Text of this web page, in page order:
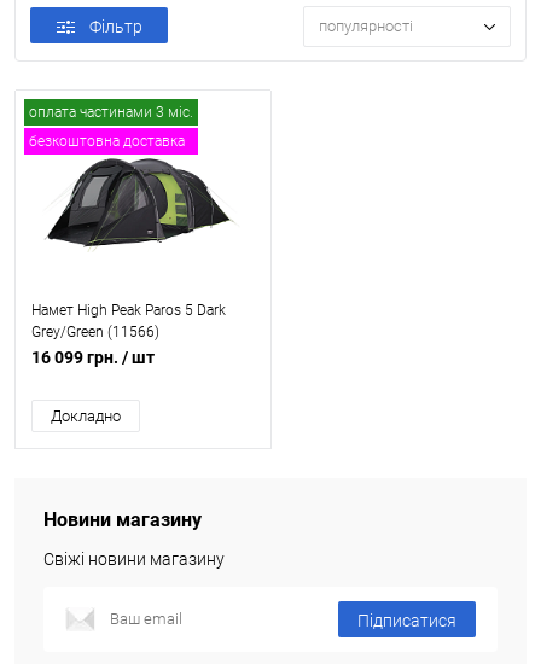
Фільтр популярності
оплата частинами 3 міс.
безкоштовна доставка
Намет High Peak Paros 5 Dark
Grey/Green (11566)
16 099 грн. / шт
Докладно
Новини магазину
Свіжі новини магазину
Підписатися